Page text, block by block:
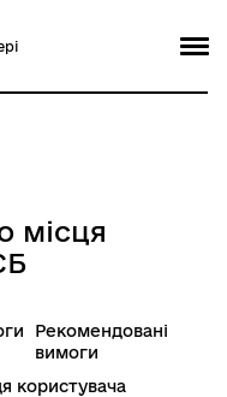
місця
Рекомендовані
вимоги
користувача